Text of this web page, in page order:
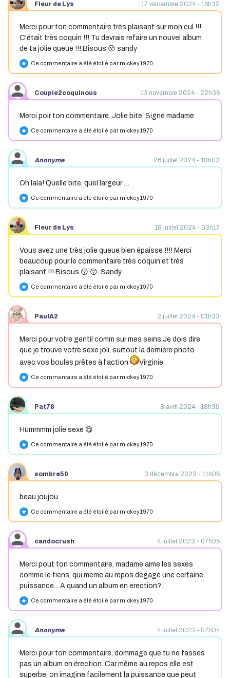
Fleur de Lys 17 décembre 2024 - 16h32
Merci pour ton commentaire très plaisant sur mon cul !!!
C'était très coquin !!! Tu devrais refaire un nouvel album
de ta jolie queue !!! Bisous 😚 sandy
star Ce commentaire a été étoilé par mickey1970
Couple2coquinous 13 novembre 2024 - 22h36
Merci poir ton commentaire. Jolie bite. Signé madame
star Ce commentaire a été étoilé par mickey1970
Anonyme 26 juillet 2024 - 18h03
Oh lala! Quelle bite, quel largeur …
star Ce commentaire a été étoilé par mickey1970
Fleur de Lys 18 juillet 2024 - 03h17
Vous avez une très jolie queue bien épaisse !!!! Merci
beaucoup pour le commentaire très coquin et très
plaisant !!! Bisous 😚 😚. Sandy
star Ce commentaire a été étoilé par mickey1970
PaulA2 2 juillet 2024 - 01h33
Merci pour votre gentil comm sur mes seins.Je dois dire
que je trouve votre sexe joli, surtout la dernière photo
avec vos boules prêtes à l'action
Virginie
star Ce commentaire a été étoilé par mickey1970
Pat78 8 avril 2024 - 18h39
Hummmm jolie sexe 😋
star Ce commentaire a été étoilé par mickey1970
sombre50 3 décembre 2023 - 11h06
beau joujou
star Ce commentaire a été étoilé par mickey1970
candocrush 4 juillet 2023 - 07h05
Merci pout ton commentaire, madame aime les sexes
comme le tiens, qui meme au repos degage une certaine
puissance... A quand un album en erection?
star Ce commentaire a été étoilé par mickey1970
Anonyme 4 juillet 2023 - 07h04
Merci pour ton commentaire, dommage que tu ne fasses
pas un album en érection. Car même au repos elle est
superbe, on imagine facilement la puissance que peut